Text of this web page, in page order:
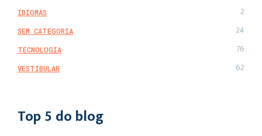
IDIOMAS 2
SEM CATEGORIA 24
TECNOLOGIA 76
VESTIBULAR 62
Top 5 do blog